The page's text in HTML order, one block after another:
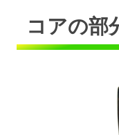
コアの部